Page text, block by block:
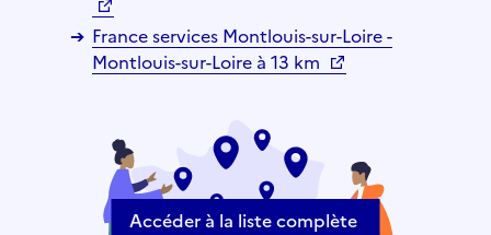
France services Montlouis-sur-Loire -
Montlouis-sur-Loire à 13 km
Accéder à la liste complète